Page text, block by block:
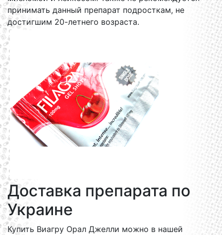
принимать данный препарат подросткам, не
достигшим 20-летнего возраста.
Доставка препарата по
Украине
Купить Виагру Орал Джелли можно в нашей